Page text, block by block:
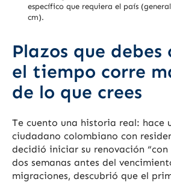
específico que requiera el país
cm).
Plazos que debes
el tiempo corre
de lo que crees
Te cuento una historia real: hace
ciudadano colombiano con
decidió iniciar su renovación
dos semanas antes del
migraciones, descubrió que el